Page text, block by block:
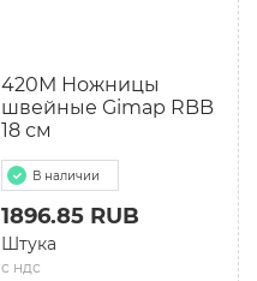
420М Ножницы
швейные Gimap RBB
18 см
В наличии
с ндс
1896.85 RUB
Штука